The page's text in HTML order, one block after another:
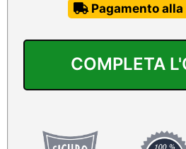
Pagamento alla